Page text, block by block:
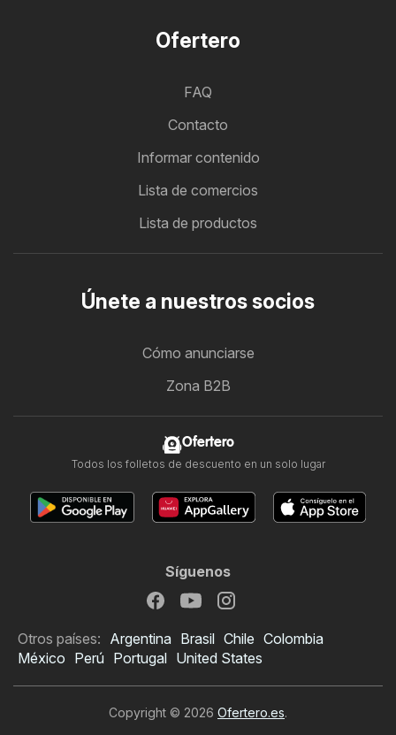
Ofertero
FAQ
Contacto
Informar contenido
Lista de comercios
Lista de productos
Únete a nuestros socios
Cómo anunciarse
Zona B2B
Ofertero
Todos los folletos de descuento en un solo lugar
Síguenos
Otros países: Argentina Brasil Chile Colombia
México Perú Portugal United States
Copyright © 2026 Ofertero.es.